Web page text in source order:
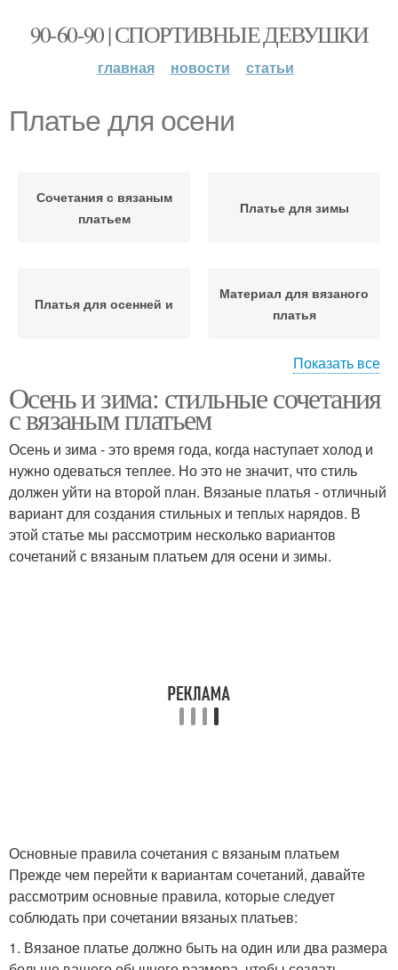
90-60-90 | СПОРТИВНЫЕ ДЕВУШКИ
главная новости статьи
Платье для осени
Сочетания с вязаным
платьем
Платье для зимы
Платья для осенней и
Материал для вязаного
платья
состоянии
Платье на долгий срок
Вязаные платья Вязаное платье
Показать все
Осень и зима: стильные сочетания
с вязаным платьем
Осень и зима - это время года, когда наступает холод и
нужно одеваться теплее. Но это не значит, что стиль
должен уйти на второй план. Вязаные платья - отличный
вариант для создания стильных и теплых нарядов. В
этой статье мы рассмотрим несколько вариантов
сочетаний с вязаным платьем для осени и зимы.
Основные правила сочетания с вязаным платьем
Прежде чем перейти к вариантам сочетаний, давайте
рассмотрим основные правила, которые следует
соблюдать при сочетании вязаных платьев:
1. Вязаное платье должно быть на один или два размера